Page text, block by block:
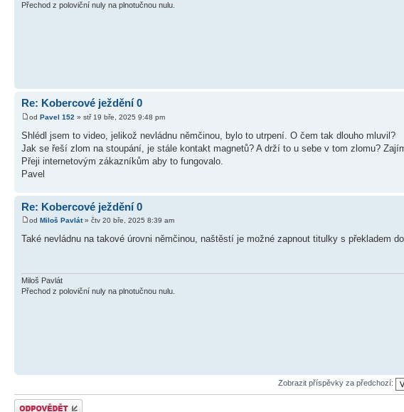
Přechod z poloviční nuly na plnotučnou nulu.
Re: Kobercové ježdění 0
od Pavel 152 » stř 19 bře, 2025 9:48 pm
Shlédl jsem to video, jelikož nevládnu němčinou, bylo to utrpení. O čem tak dlouho mluvil?
Jak se řeší zlom na stoupání, je stále kontakt magnetů? A drží to u sebe v tom zlomu?
Přeji internetovým zákazníkům aby to fungovalo.
Pavel
Re: Kobercové ježdění 0
od Miloš Pavlát» čtv 20 bře, 2025 8:39 am
Také nevládnu na takové úrovni němčinou, naštěstí je možné zapnout titulky s překladem
Miloš Pavlát
Přechod z poloviční nuly na plnotučnou nulu.
Zobrazit příspěvky za předchozí:
Odeslat odpověď